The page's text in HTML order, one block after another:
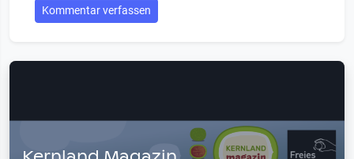
Kommentar verfassen